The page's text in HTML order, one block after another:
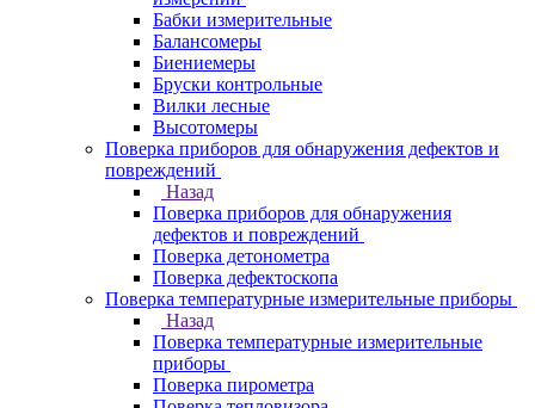
Бабки измерительные
Балансомеры
Биениемеры
Бруски контрольные
Вилки лесные
Высотомеры
Поверка приборов для обнаружения дефектов и
повреждений
Назад
Поверка приборов для обнаружения
дефектов и повреждений
Поверка детонометра
Поверка дефектоскопа
Поверка температурные измерительные приборы
Назад
Поверка температурные измерительные
приборы
Поверка пирометра